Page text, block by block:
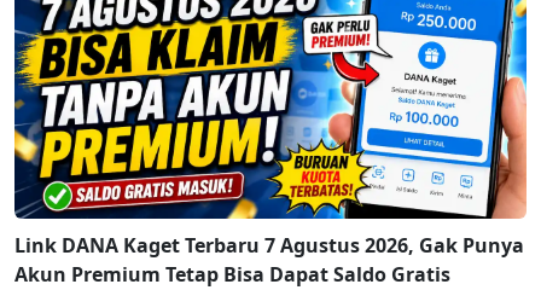
Link DANA Kaget Terbaru 7 Agustus 2026, Gak Punya
Akun Premium Tetap Bisa Dapat Saldo Gratis